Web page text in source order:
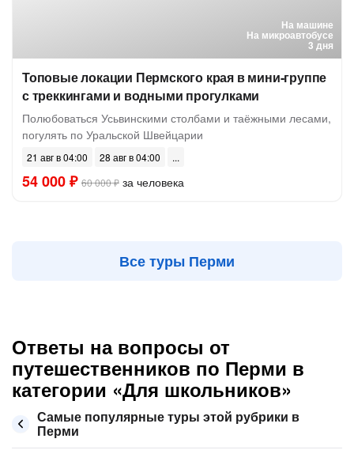
На машине
На микроавтобусе
3 дня
Топовые локации Пермского края в мини-группе
с треккингами и водными прогулками
Полюбоваться Усьвинскими столбами и таёжными лесами,
погулять по Уральской Швейцарии
21 авг в 04:00 28 авг в 04:00
54 000 ₽ 60 000 ₽ за человека
Все туры Перми
Ответы на вопросы от
путешественников по Перми в
категории «Для школьников»
Самые популярные туры этой рубрики в
Перми